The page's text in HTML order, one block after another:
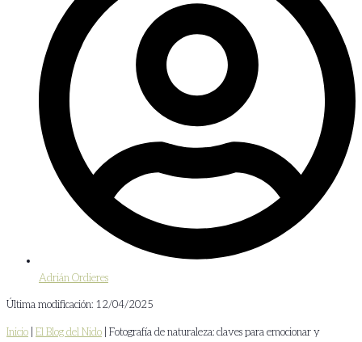
Adrián Ordieres
Última modificación: 12/04/2025
Inicio El Blog del Nido Fotografía de naturaleza: claves para emocionar y